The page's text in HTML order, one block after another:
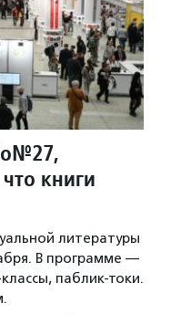
книги
литературы
В программе —
паблик-токи.